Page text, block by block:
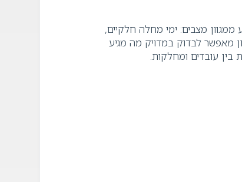
מצבים: ימי מחלה חלקיים,
מאפשר לבדוק במדויק מה מגיע
בין עובדים ומחלקות.